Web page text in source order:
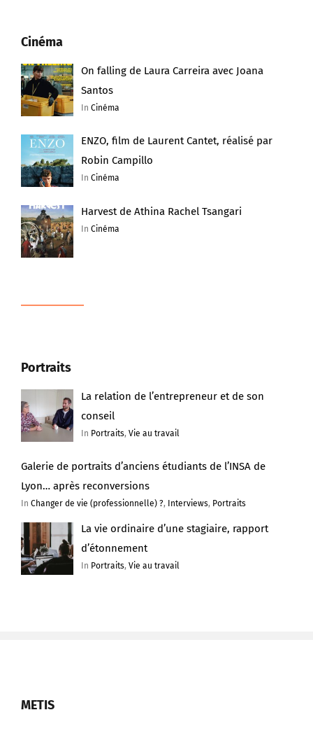
Cinéma
On falling de Laura Carreira avec Joana
Santos
InCinéma
ENZO, film de Laurent Cantet, réalisé par
Robin Campillo
InCinéma
Harvest de Athina Rachel Tsangari
InCinéma
Portraits
La relation de l’entrepreneur et de son
conseil
In Portraits,Vie au travail
Galerie de portraits d’anciens étudiants de l’INSA de
Lyon… après reconversions
In Changer de vie (professionnelle) ?, Interviews, Portraits
La vie ordinaire d’une stagiaire, rapport
d’étonnement
In Portraits,Vie au travail
METIS